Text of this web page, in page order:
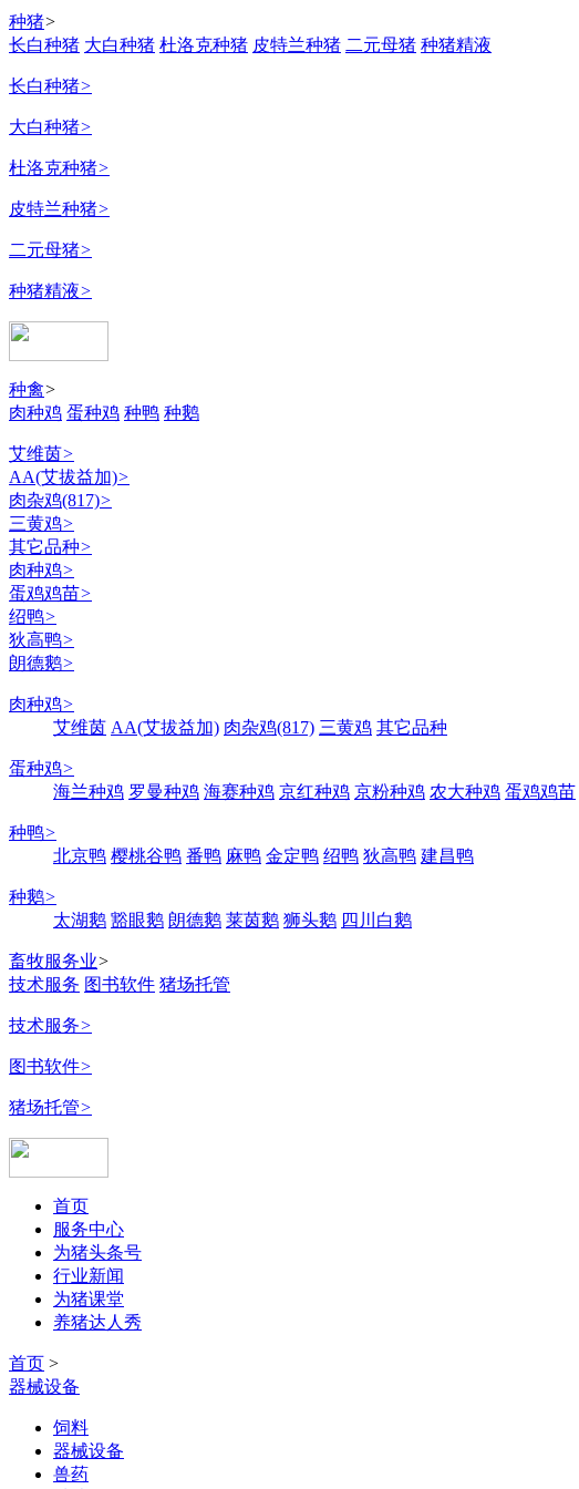
种猪>
长白种猪 大白种猪 杜洛克种猪 皮特兰种猪 二元母猪 种猪精液
长白种猪>
大白种猪>
杜洛克种猪>
皮特兰种猪>
二元母猪>
种猪精液>
种禽>
肉种鸡 蛋种鸡 种鸭 种鹅
艾维茵>
AA(艾拔益加)>
肉杂鸡(817)>
三黄鸡>
其它品种>
肉种鸡>
蛋鸡鸡苗>
绍鸭>
狄高鸭>
朗德鹅>
肉种鸡>
艾维茵 AA(艾拔益加) 肉杂鸡(817) 三黄鸡 其它品种
蛋种鸡>
海兰种鸡 罗曼种鸡 海赛种鸡 京红种鸡 京粉种鸡 农大种鸡 蛋鸡鸡苗
种鸭>
北京鸭 樱桃谷鸭 番鸭 麻鸭 金定鸭 绍鸭 狄高鸭 建昌鸭
种鹅>
太湖鹅 豁眼鹅 朗德鹅 莱茵鹅 狮头鹅 四川白鹅
畜牧服务业>
技术服务 图书软件 猪场托管
技术服务>
图书软件>
猪场托管>
首页
服务中心
为猪头条号
行业新闻
为猪课堂
养猪达人秀
首页 >
器械设备
饲料
器械设备
兽药